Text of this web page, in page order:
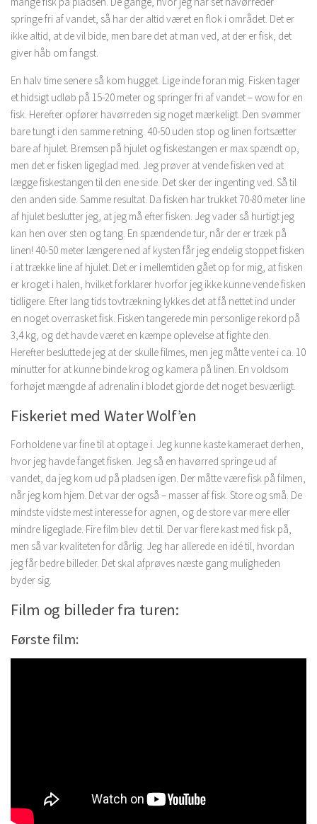
springe fri af vandet, så har der altid været en flok i området. Det er
ikke altid, at de vil bide, men bare det at man ved, at der er fisk, det
giver håb om fangst.
En halv time senere så kom hugget. Lige inde foran mig. Fisken tager
et hidsigt udløb på 15-20 meter og springer fri af vandet – wow for en
fisk. Herefter opfører havørreden sig noget mærkeligt. Den svømmer
bare tungt i den samme retning. 40-50 uden stop og linen fortsætter
bare af hjulet. Bremsen på hjulet og fiskestangen er max spændt op,
men det er fisken ligeglad med. Jeg prøver at vende fisken ved at
lægge fiskestangen til den ene side. Det sker der ingenting ved. Så til
den anden side. Samme resultat. Da fisken har trukket 70-80 meter line
af hjulet beslutter jeg, at jeg må efter fisken. Jeg vader så hurtigt jeg
kan hen over sten og tang. En spændende tur, når der er træk på
linen! 40-50 meter længere ned af kysten får jeg endelig stoppet fisken
i at trække line af hjulet. Det er i mellemtiden gået op for mig, at fisken
er kroget i halen, hvilket forklarer hvorfor jeg ikke kunne vende fisken
tidligere. Efter lang tids tovtrækning lykkes det at få nettet ind under
en noget overrasket fisk. Fisken tangerede min personlige rekord på
3,4 kg, og det havde været en kæmpe oplevelse at fighte den.
Herefter besluttede jeg at der skulle filmes, men jeg måtte vente i ca. 10
minutter for at kunne binde krog og kamera på linen. En voldsom
forhøjet mængde af adrenalin i blodet gjorde det noget besværligt.
Fiskeriet med Water Wolf’en
Forholdene var fine til at optage i. Jeg kunne kaste kameraet derhen,
hvor jeg havde fanget fisken. Jeg så en havørred springe ud af
vandet, da jeg kom ud på pladsen igen. Der måtte være fisk på filmen,
når jeg kom hjem. Det var der også – masser af fisk. Store og små. De
mindste vidste mest interesse for agnen, og de store var mere eller
mindre ligeglade. Fire film blev det til. Der var flere kast med fisk på,
men så var kvaliteten for dårlig. Jeg har allerede en idé til, hvordan
jeg får bedre billeder. Det skal afprøves næste gang muligheden
byder sig.
Film og billeder fra turen:
Første film: